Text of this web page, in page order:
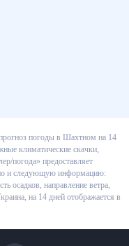
прогноз погоды в
понять возможные
каждым трем часам.
отследить не только
температуру воздуха,
ветра, влажность и
14 дней отображается в